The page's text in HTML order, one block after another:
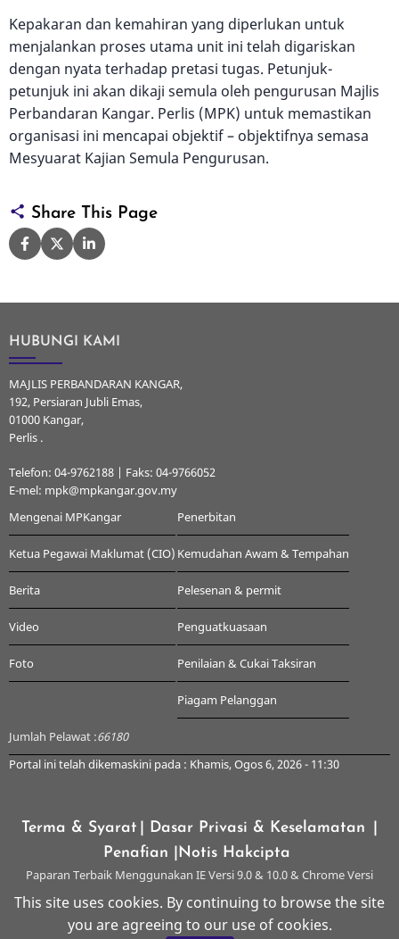
Kepakaran dan kemahiran yang diperlukan untuk
menjalankan proses utama unit ini telah digariskan
dengan nyata terhadap pretasi tugas. Petunjuk-
petunjuk ini akan dikaji semula oleh pengurusan Majlis
Perbandaran Kangar. Perlis (MPK) untuk memastikan
organisasi ini mencapai objektif – objektifnya semasa
Mesyuarat Kajian Semula Pengurusan.
Share This Page
HUBUNGI KAMI
MAJLIS PERBANDARAN KANGAR,
192, Persiaran Jubli Emas,
01000 Kangar,
Perlis .
Telefon: 04-9762188 | Faks: 04-9766052
E-mel: mpk@mpkangar.gov.my
Mengenai MPKangar
Ketua Pegawai Maklumat (CIO)
Berita
Video
Foto
Penerbitan
Kemudahan Awam & Tempahan
Pelesenan & permit
Penguatkuasaan
Penilaian & Cukai Taksiran
Piagam Pelanggan
Jumlah Pelawat :66180
Portal ini telah dikemaskini pada : Khamis, Ogos 6, 2026 - 11:30
Terma & Syarat | Dasar Privasi & Keselamatan
Penafian
|Notis Hakcipta
Paparan Terbaik Menggunakan IE Versi 9.0 & 10.0 & Chrome Versi
Terkini & ke atas dengan Resolusi 1024 x 768
© 2026 Majlis Perbandaran Kangar, All rights reserved.
This site uses cookies. By continuing to browse the site
you are agreeing to our use of cookies.